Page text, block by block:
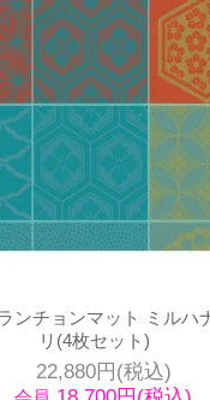
ンチョンマット ミルハ
リ(4枚セット)
22,880円(税込)